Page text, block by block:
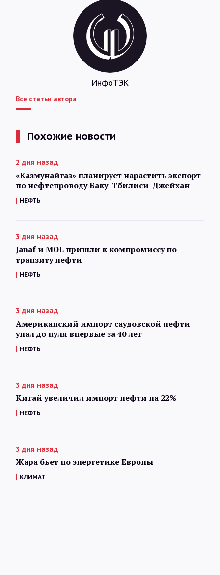
ИнфоТЭК
Все статьи автора
Похожие новости
2 дня назад
«Казмунайгаз» планирует нарастить экспорт
по нефтепроводу Баку-Тбилиси-Джейхан
НЕФТЬ
3 дня назад
Janaf и MOL пришли к компромиссу по
транзиту нефти
НЕФТЬ
3 дня назад
Американский импорт саудовской нефти
упал до нуля впервые за 40 лет
НЕФТЬ
3 дня назад
Китай увеличил импорт нефти на 22%
НЕФТЬ
3 дня назад
Жара бьет по энергетике Европы
КЛИМАТ